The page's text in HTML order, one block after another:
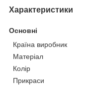
Характеристики
Основні
Країна виробник
Матеріал
Колір
Прикраси